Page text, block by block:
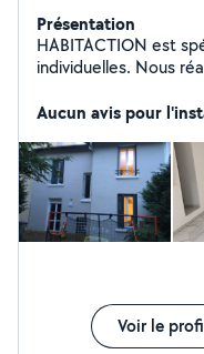
Présentation
HABITACTION est
individuelles. Nous
vous proposer une
de maçonnerie,
façade ainsi que
Aucun avis pour
Voir le